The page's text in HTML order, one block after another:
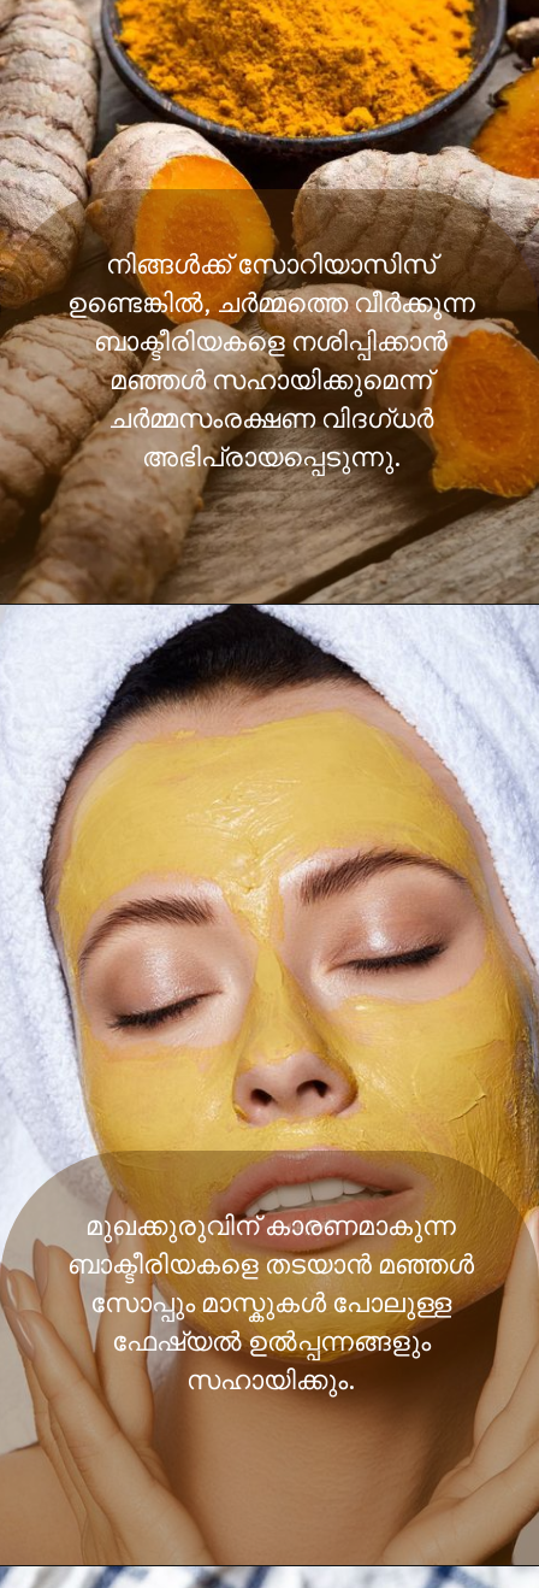
നിങ്ങൾക്ക് സോറിയാസിസ്
ഉണ്ടെങ്കിൽ, ചർമ്മത്തെ വീർക്കുന്ന
ബാക്ടീരിയകളെ നശിപ്പിക്കാൻ
മഞ്ഞൾ സഹായിക്കുമെന്ന്
ചർമ്മസംരക്ഷണ വിദഗ്ധർ
അഭിപ്രായപ്പെടുന്നു.
മുഖക്കുരുവിന് കാരണമാകുന്ന
ബാക്ടീരിയകളെ തടയാൻ മഞ്ഞൾ
സോപ്പും മാസ്കുകൾ പോലുള്ള
ഫേഷ്യൽ ഉൽപ്പന്നങ്ങളും
സഹായിക്കും.